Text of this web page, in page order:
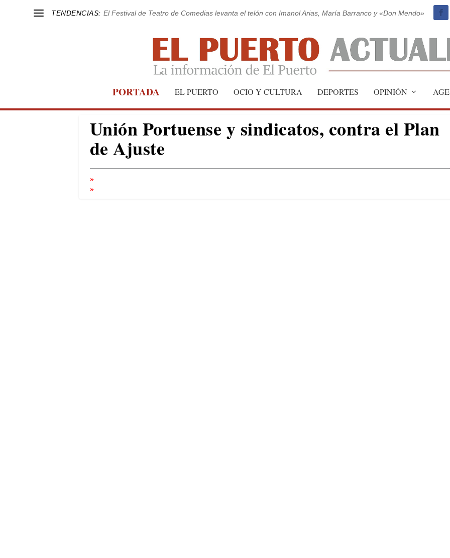
TENDENCIAS: El Festival de Teatro de Comedias levanta el telón con Imanol Arias, María Barranco y «Don Mendo»
PORTADA EL PUERTO OCIO Y CULTURA DEPORTES OPINIÓN
Unión Portuense y sindicatos, contra el Plan
de Ajuste